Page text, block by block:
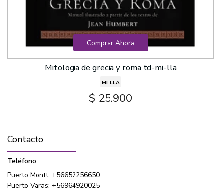
Comprar Ahora
Mitologia de grecia y roma td-mi-lla
MI-LLA
$ 25.900
Contacto
Teléfono
Puerto Montt: +56652256650
Puerto Varas: +56964920025